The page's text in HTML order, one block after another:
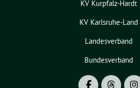
KV Kurpfalz-Hardt
KV Karlsruhe-Land
Landesverband
Bundesverband